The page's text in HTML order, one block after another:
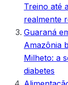
Treino até
realmente
Guaraná
Amazônia
Milheto: a
diabetes